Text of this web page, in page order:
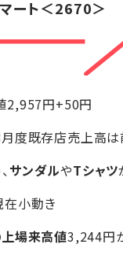
ート＜2670＞
2,957円+50円
月度既存店売上高
サンダルやTシャツ
在小動き
上場来高値3,244円